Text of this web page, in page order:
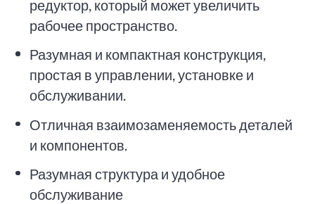
редуктор, который может увеличить
рабочее пространство.
Разумная и компактная конструкция,
простая в управлении, установке и
обслуживании.
Отличная взаимозаменяемость деталей
и компонентов.
Разумная структура и удобное
обслуживание